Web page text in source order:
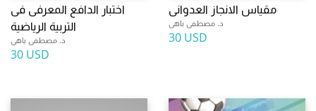
اختبار الدافع المعرفى فى
التربية الرياضية
د. مصطفى باهى
30 USD
مقياس الانجاز العدوانى
د. مصطفى باهى
30 USD